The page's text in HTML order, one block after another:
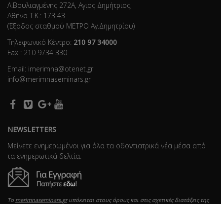
Λ.Βουλιαγμένης 272Α, Αγιος Δημήτριος,
Αθήνα Τ.Κ.: 173 43
(Έξοδος σταθμού ΜΕΤΡΟ Αγ.Δημητρίου)
Τηλεφωνικό Κέντρο: 210 97 34000
Fax : 210 9734 330
Email: imerimna@otenet.gr
info@merimnaseminars.gr
NEWSLETTERS
Μείνετε ενημερωμένοι για όλα τα οδοντιατρικά νέα μέσα από
τα ενημερωτικά δελτία.
Το merimnaseminars.grυπόκειται στους όρους και στις σχετικές διατάξεις της